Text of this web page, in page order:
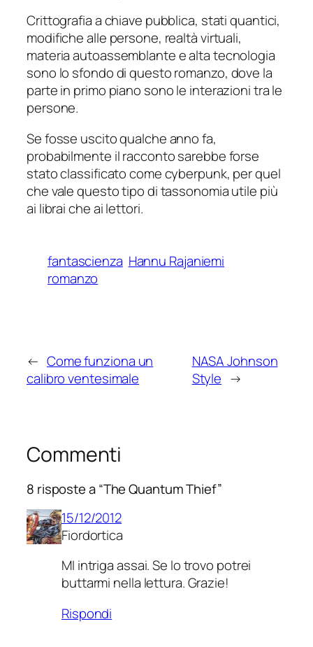
Crittografia a chiave pubblica, stati quantici,
modifiche alle persone, realtà virtuali,
materia autoassemblante e alta tecnologia
sono lo sfondo di questo romanzo, dove la
parte in primo piano sono le interazioni tra le
persone.
Se fosse uscito qualche anno fa,
probabilmente il racconto sarebbe forse
stato classificato come cyberpunk, per quel
che vale questo tipo di tassonomia utile più
ai librai che ai lettori.
fantascienza Hannu Rajaniemi
romanzo
← Come funziona un
calibro ventesimale
NASA Johnson
Style →
Commenti
8 risposte a “The Quantum Thief”
15/12/2012
Fiordortica
MI intriga assai. Se lo trovo potrei
buttarmi nella lettura. Grazie!
Rispondi